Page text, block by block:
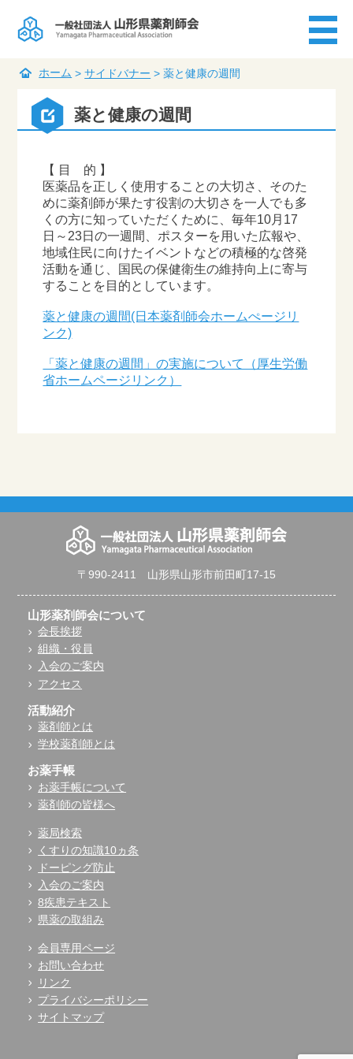
ホーム >サイドバナー >薬と健康の週間
薬と健康の週間
【 目 的 】
医薬品を正しく使用することの大切さ、そのた
めに薬剤師が果たす役割の大切さを一人でも多
くの方に知っていただくために、毎年10月17
日～23日の一週間、ポスターを用いた広報や、
地域住民に向けたイベントなどの積極的な啓発
活動を通じ、国民の保健衛生の維持向上に寄与
することを目的としています。
薬と健康の週間(日本薬剤師会ホームぺージリ
ンク)
「薬と健康の週間」の実施について（厚生労働
省ホームページリンク）
〒990-2411 山形県山形市前田町17-15
山形薬剤師会について
会長挨拶
組織・役員
入会のご案内
アクセス
活動紹介
薬剤師とは
学校薬剤師とは
お薬手帳
お薬手帳について
薬剤師の皆様へ
薬局検索
くすりの知識10ヵ条
ドーピング防止
入会のご案内
8疾患テキスト
県薬の取組み
会員専用ページ
お問い合わせ
リンク
プライバシーポリシー
サイトマップ